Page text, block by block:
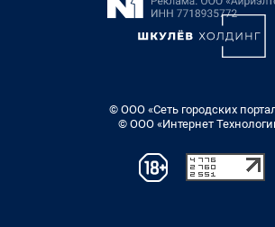
© ООО «Сеть городских
© ООО «Интернет